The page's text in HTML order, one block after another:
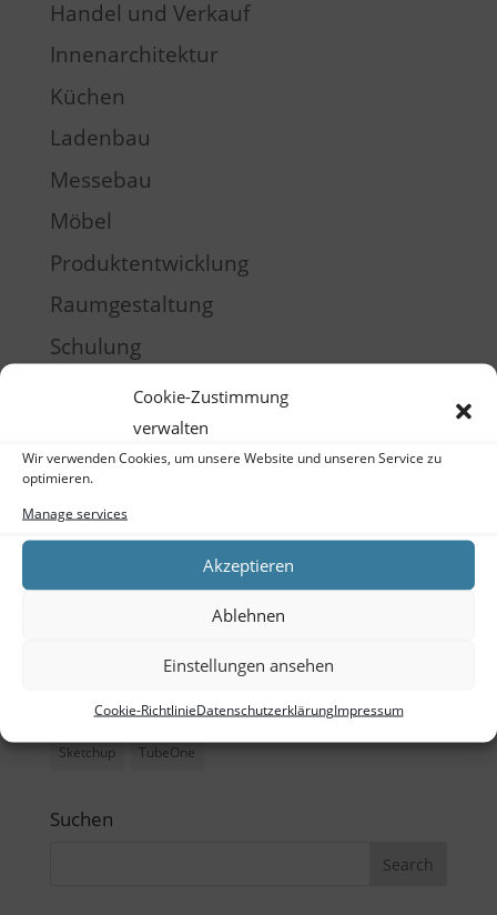
Cookie-Zustimmung
verwalten
Wir verwenden Cookies, um unsere Website und unseren Service zu
optimieren.
Manage services
Akzeptieren
Ablehnen
Einstellungen ansehen
Cookie-RichtlinieDatenschutzerklärungImpressum
Handel und Verkauf
Innenarchitektur
Küchen
Ladenbau
Messebau
Möbel
Produktentwicklung
Raumgestaltung
Schulung
Log in
Entries feed
Comments feed
CAD Ladenbau Outdoor Schreibtisch
Sketchup TubeOne
Suchen